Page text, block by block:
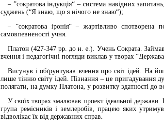
– ”сократова індукція“ – система навідних
суджень (“Я знаю, що я нічого не знаю“);
– ”сократова іронія“ – жартівливо спотворена
самовпевненості учня.
Платон (427-347 рр. до н. е.). Учень Сократа.
вчення і педагогічні погляди виклав у творах
Висунув i обґрунтував вчення про світ ідей. На
лише тінню світу ідей. Пізнання – це пригадування
полягати, на думку Платона, у розвитку здатності до
У своїх творах змалював проект ідеальної
група ремісників i землеробів, працею яких
відволікає їх від державних справ.